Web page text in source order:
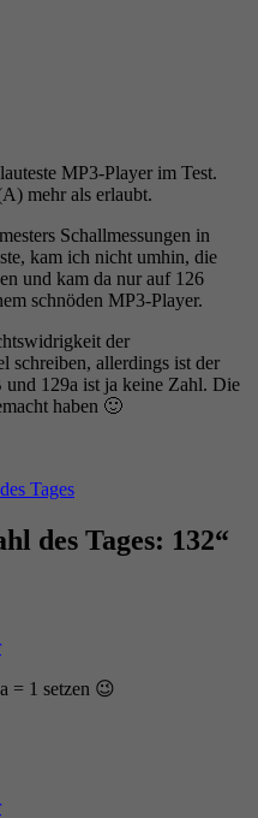
MP3-Player im Test.
mehr als erlaubt.
Schallmessungen in
kam ich nicht umhin, die
und kam da nur auf 126
schnöden MP3-Player.
der
schreiben, allerdings ist der
und 129a ist ja keine Zahl. Die
haben 🙂
Tages
des Tages: 132“
= 1 setzen 😉